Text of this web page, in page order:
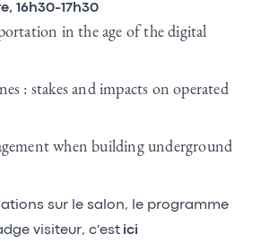
16h30-17h30
in the age of the digital
: stakes and impacts on operated
when building underground
sur le salon, le programme
visiteur, c'est ici